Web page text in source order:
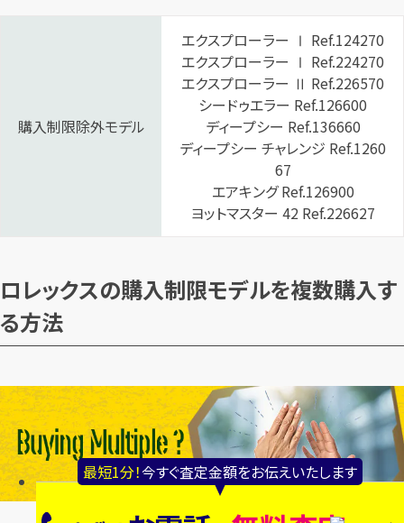
最短1分！今すぐ査定金額をお伝えいたします
購入制限除外モデル
エクスプローラー Ⅰ Ref.124270
エクスプローラー Ⅰ Ref.224270
エクスプローラー Ⅱ Ref.226570
シードゥエラー Ref.126600
ディープシー Ref.136660
ディープシー チャレンジ Ref.1260
67
エアキング Ref.126900
ヨットマスター 42 Ref.226627
ロレックスの購入制限モデルを複数購入す
る方法